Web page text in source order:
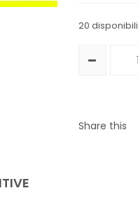
20 disponibili
Share this